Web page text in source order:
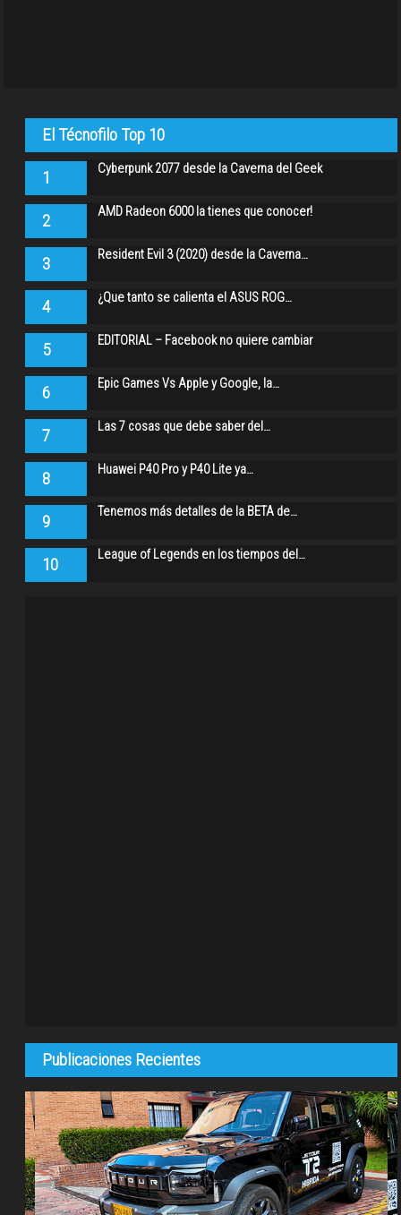
El Técnofilo Top 10
1 Cyberpunk 2077 desde la Caverna del Geek
2 AMD Radeon 6000 la tienes que conocer!
3 Resident Evil 3 (2020) desde la Caverna…
4 ¿Que tanto se calienta el ASUS ROG…
5 EDITORIAL – Facebook no quiere cambiar
6 Epic Games Vs Apple y Google, la…
7 Las 7 cosas que debe saber del…
8 Huawei P40 Pro y P40 Lite ya…
9 Tenemos más detalles de la BETA de…
10 League of Legends en los tiempos del…
Publicaciones Recientes